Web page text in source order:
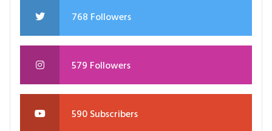
768 Followers
579 Followers
590 Subscribers